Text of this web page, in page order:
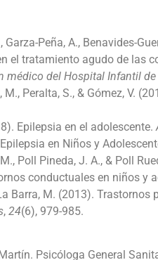
Garza-Peña, A., Benavides-
el tratamiento agudo de las
médico del Hospital Infantil
M., Peralta, S., & Gómez, V.
Epilepsia en el adolescente.
en Niños y
Poll Pineda, J. A., & Poll
conductuales en niños y
Barra, M. (2013).
, 24(6), 979-985.
Psicóloga General